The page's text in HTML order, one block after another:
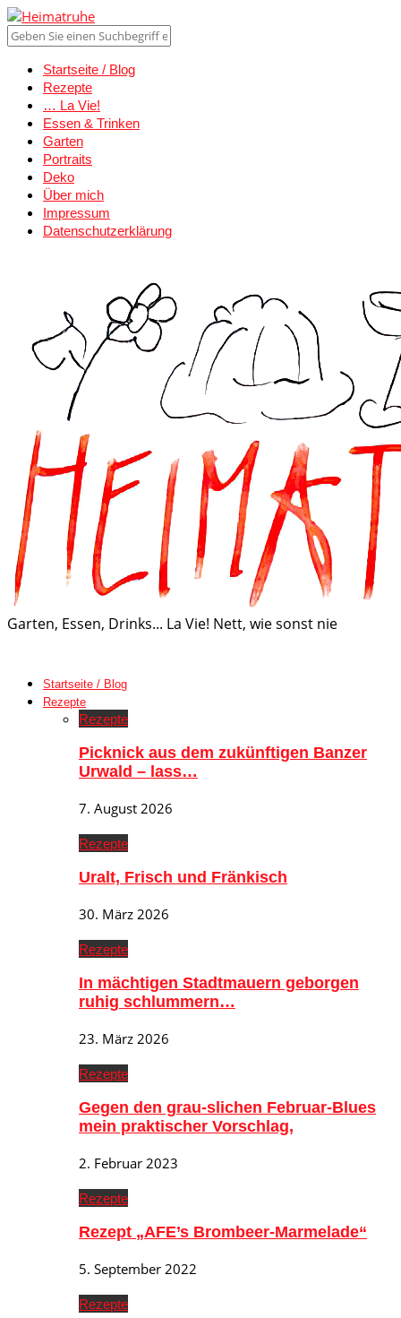
Startseite / Blog
Rezepte
… La Vie!
Essen & Trinken
Garten
Portraits
Deko
Über mich
Impressum
Datenschutzerklärung
Garten, Essen, Drinks... La Vie! Nett, wie sonst nie
Startseite / Blog
Rezepte
Rezepte
Picknick aus dem zukünftigen Banzer
Urwald – lass…
7. August 2026
Rezepte
Uralt, Frisch und Fränkisch
30. März 2026
Rezepte
In mächtigen Stadtmauern geborgen
ruhig schlummern…
23. März 2026
Rezepte
Gegen den grau-slichen Februar-Blues
mein praktischer Vorschlag,
2. Februar 2023
Rezepte
Rezept „AFE’s Brombeer-Marmelade“
5. September 2022
Rezepte